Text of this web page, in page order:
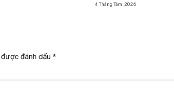
4 Tháng Tám, 2026
đánh dấu *